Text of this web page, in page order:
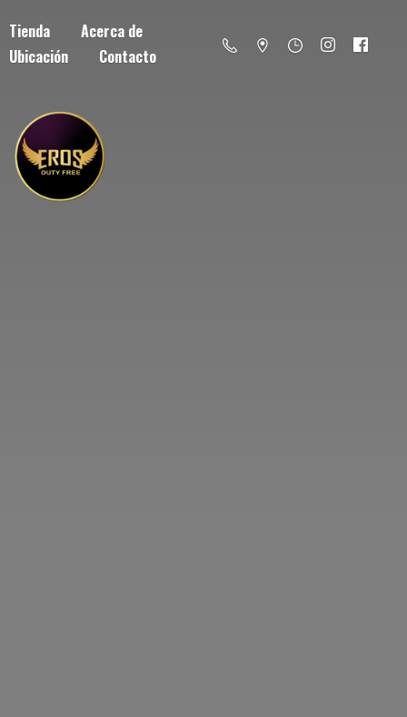
Tienda
Acerca de
Ubicación
Contacto